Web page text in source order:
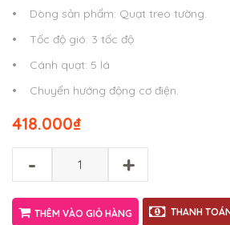
• Dòng sản phẩm: Quạt treo tường.
• Tốc độ gió: 3 tốc độ
• Cánh quạt: 5 lá
• Chuyển hướng động cơ điện.
₫
418.000
- +
THÊM VÀO GIỎ HÀNG THANH